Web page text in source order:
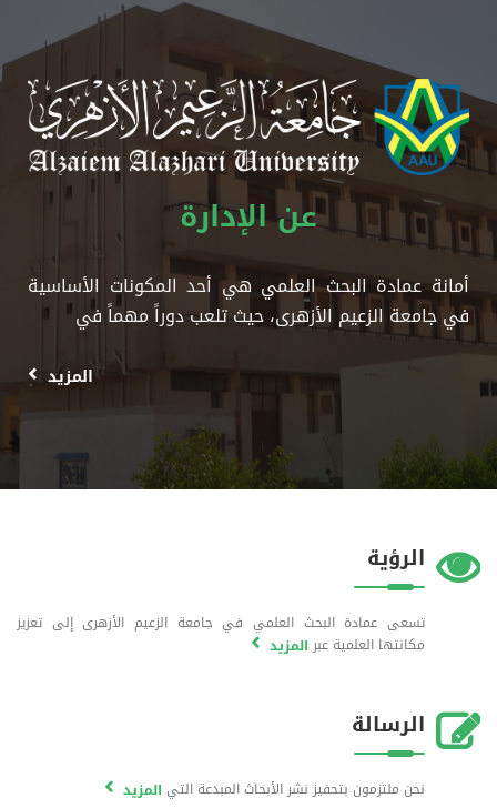
عن الإدارة
أمانة عمادة البحث العلمي هي أحد المكونات الأساسية
في جامعة الزعيم الأزهرى، حيث تلعب دوراً مهماً في
المزيد
الرؤية
تسعى عمادة البحث العلمي في جامعة الزعيم الأزهرى إلى تعزيز
مكانتها العلمية عبرالمزيد
الرسالة
نحن ملتزمون بتحفيز نشر الأبحاث المبدعة التي المزيد